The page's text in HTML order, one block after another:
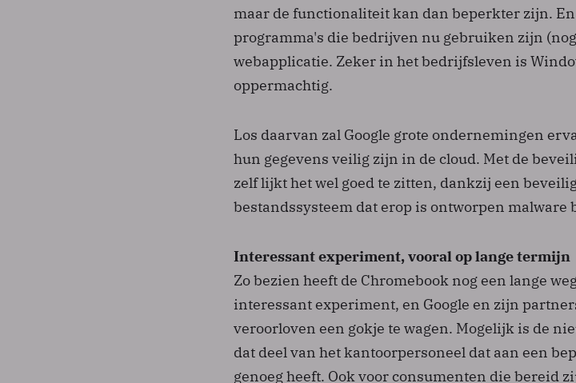
maar de functionaliteit kan dan beperkter zijn.
programma's die bedrijven nu gebruiken zijn
webapplicatie. Zeker in het bedrijfsleven is
oppermachtig.
Los daarvan zal Google grote ondernemingen
hun gegevens veilig zijn in de cloud. Met de
zelf lijkt het wel goed te zitten, dankzij een
bestandssysteem dat erop is ontworpen malware
Interessant experiment, vooral op lange termijn
Zo bezien heeft de Chromebook nog een lange
interessant experiment, en Google en zijn
veroorloven een gokje te wagen. Mogelijk is de
dat deel van het kantoorpersoneel dat aan een
genoeg heeft. Ook voor consumenten die bereid